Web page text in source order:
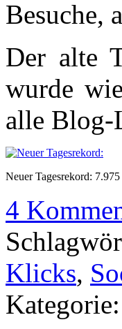
Besuche,
Der alte
wurde
alle Blog-
Neuer Tagesrekord:
4
Klicks,
Kategorie: